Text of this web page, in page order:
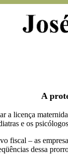
A
licença
e os
– as
dessa